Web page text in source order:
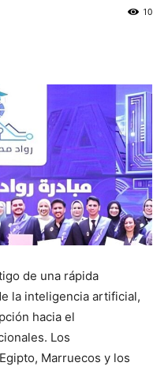
10
de una rápida
la inteligencia artificial,
hacia el
Los
Marruecos y los